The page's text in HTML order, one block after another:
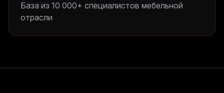
База из 10 000+ специалистов мебельной
отрасли